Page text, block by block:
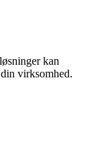
kan
virksomhed.